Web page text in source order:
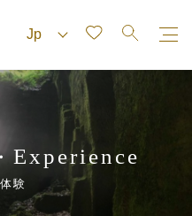
Experience
験